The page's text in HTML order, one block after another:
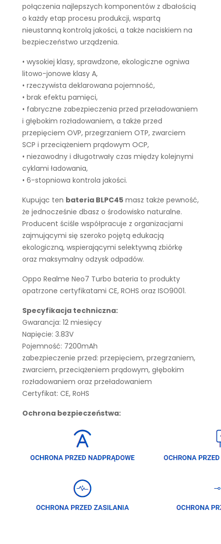
połączenia najlepszych komponentów z dbałością
o każdy etap procesu produkcji, wspartą
nieustanną kontrolą jakości, a także naciskiem na
bezpieczeństwo urządzenia.
• wysokiej klasy, sprawdzone, ekologiczne ogniwa
litowo-jonowe klasy A,
• rzeczywista deklarowana pojemność,
• brak efektu pamięci,
• fabryczne zabezpieczenia przed przeładowaniem
i głębokim rozładowaniem, a także przed
przepięciem OVP, przegrzaniem OTP, zwarciem
SCP i przeciążeniem prądowym OCP,
• niezawodny i długotrwały czas między kolejnymi
cyklami ładowania,
• 6-stopniowa kontrola jakości.
Kupując ten bateria BLPC45 masz także pewność,
że jednocześnie dbasz o środowisko naturalne.
Producent ściśle współpracuje z organizacjami
zajmującymi się szeroko pojętą edukacją
ekologiczną, wspierającymi selektywną zbiórkę
oraz maksymalny odzysk odpadów.
Oppo Realme Neo7 Turbo bateria to produkty
opatrzone certyfikatami CE, ROHS oraz ISO9001.
Specyfikacja techniczna:
Gwarancja: 12 miesięcy
Napięcie: 3.83V
Pojemność: 7200mAh
zabezpieczenie przed: przepięciem, przegrzaniem,
zwarciem, przeciążeniem prądowym, głębokim
rozładowaniem oraz przeładowaniem
Certyfikat: CE, RoHS
Ochrona bezpieczeństwa: